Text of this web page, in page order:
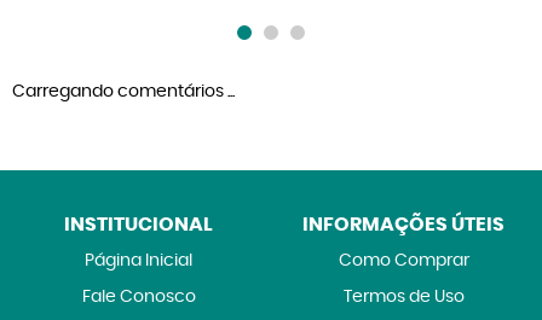
Carregando comentários ...
INSTITUCIONAL
Página Inicial
Fale Conosco
INFORMAÇÕES ÚTEIS
Como Comprar
Termos de Uso